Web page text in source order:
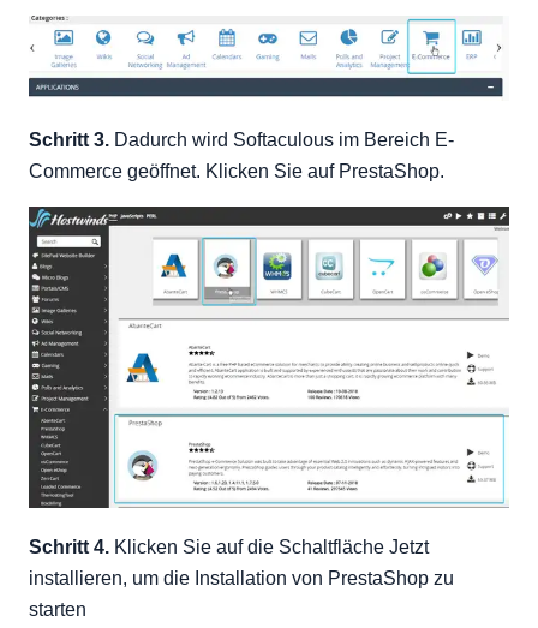
Schritt 3. Dadurch wird Softaculous im Bereich E-
Commerce geöffnet. Klicken Sie auf PrestaShop.
Schritt 4. Klicken Sie auf die Schaltfläche Jetzt
installieren, um die Installation von PrestaShop zu
starten